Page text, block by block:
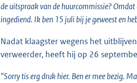
de uitspraak van de huurcommissie?
ingediend. Ik ben 15 juli bij je geweest en
Nadat klaagster wegens het
verweerder, heeft hij op 26
“Sorry tis erg druk hier. Ben er mee bezig.